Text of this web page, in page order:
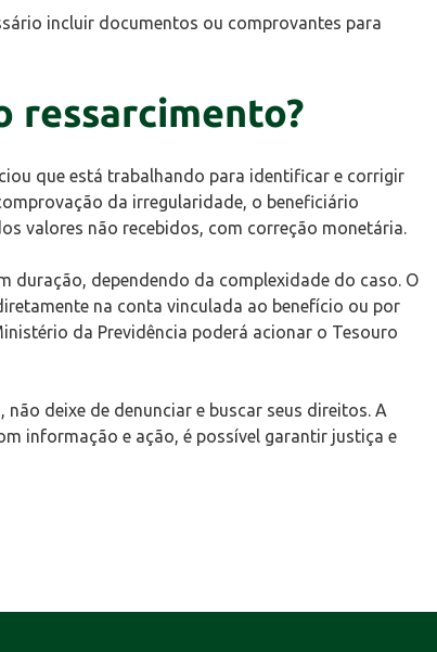
incluir documentos ou comprovantes para
ressarcimento?
que está trabalhando para identificar e corrigir
da irregularidade, o beneficiário
valores não recebidos, com correção monetária.
duração, dependendo da complexidade do caso. O
na conta vinculada ao benefício ou por
da Previdência poderá acionar o Tesouro
deixe de denunciar e buscar seus direitos. A
informação e ação, é possível garantir justiça e